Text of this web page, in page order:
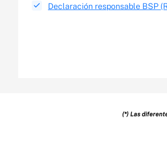
Declaración responsable BSP
(*) Las